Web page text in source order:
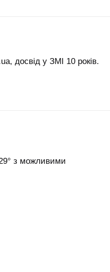
досвід у ЗМІ 10 років.
з можливими